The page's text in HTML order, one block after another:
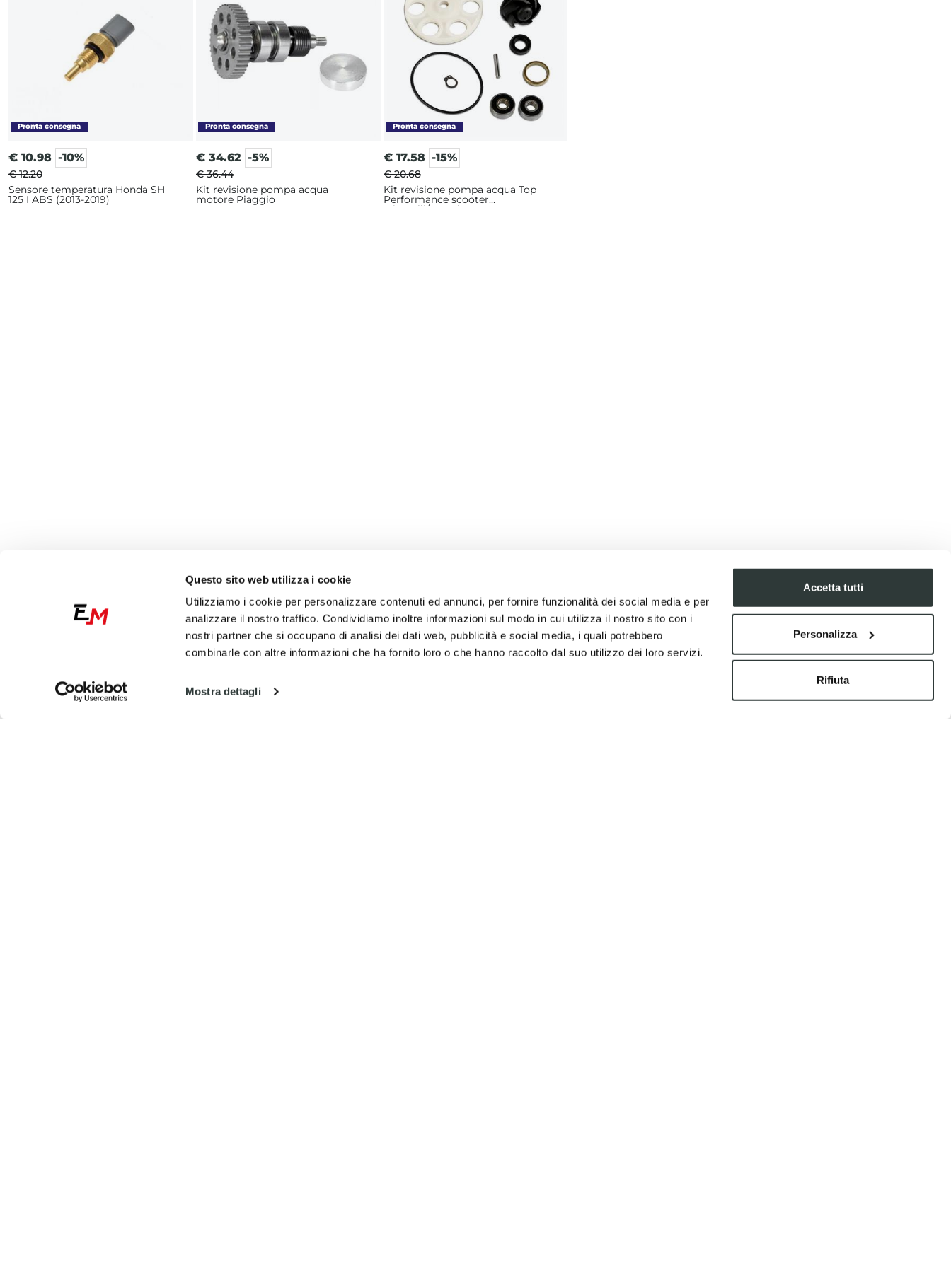
Questo sito web utilizza i cookie
Utilizziamo i cookie per personalizzare contenuti ed annunci, per fornire funzionalità dei social media e per
analizzare il nostro traffico. Condividiamo inoltre informazioni sul modo in cui utilizza il nostro sito con i
nostri partner che si occupano di analisi dei dati web, pubblicità e social media, i quali potrebbero
combinarle con altre informazioni che ha fornito loro o che hanno raccolto dal suo utilizzo dei loro servizi.
Mostra dettagli
Accetta tutti
Personalizza
Rifiuta
€ 10.98 -10%
€ 12.20
Sensore temperatura Honda SH
125 I ABS (2013-2019)
€ 34.62 -5%
€ 36.44
Kit revisione pompa acqua
motore Piaggio
€ 17.58 -15%
€ 20.68
Kit revisione pompa acqua Top
Performance scooter
Minarelli/Yamaha